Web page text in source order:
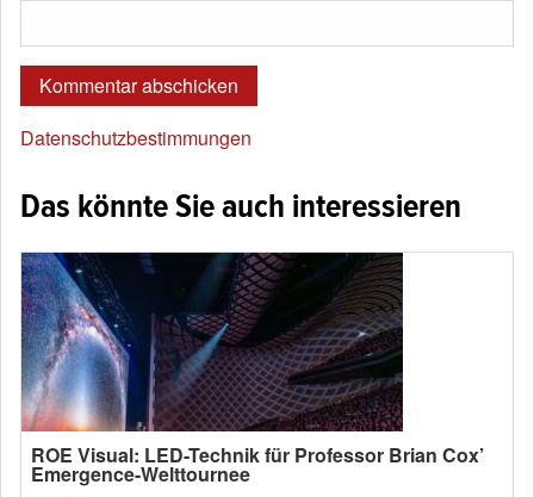
Datenschutzbestimmungen
Das könnte Sie auch interessieren
ROE Visual: LED-Technik für Professor Brian Cox’
Emergence-Welttournee